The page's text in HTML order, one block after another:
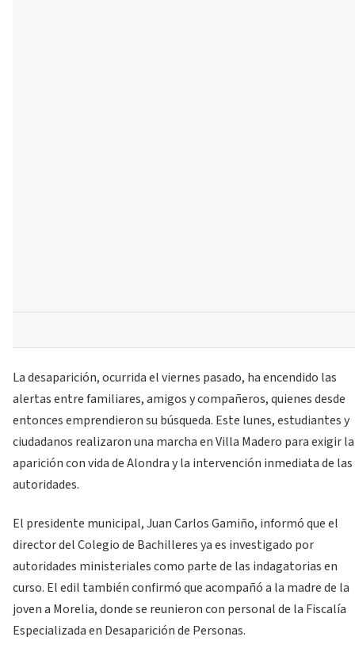
La desaparición, ocurrida el viernes pasado, ha encendido las
alertas entre familiares, amigos y compañeros, quienes desde
entonces emprendieron su búsqueda. Este lunes, estudiantes y
ciudadanos realizaron una marcha en Villa Madero para exigir la
aparición con vida de Alondra y la intervención inmediata de las
autoridades.
El presidente municipal, Juan Carlos Gamiño, informó que el
director del Colegio de Bachilleres ya es investigado por
autoridades ministeriales como parte de las indagatorias en
curso. El edil también confirmó que acompañó a la madre de la
joven a Morelia, donde se reunieron con personal de la Fiscalía
Especializada en Desaparición de Personas.